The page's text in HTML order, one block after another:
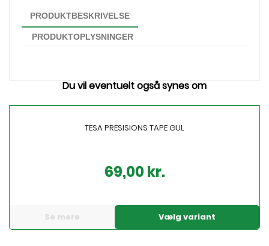
PRODUKTBESKRIVELSE
PRODUKTOPLYSNINGER
Du vil eventuelt også synes om
TESA PRESISIONS TAPE GUL
69,00 kr.
Se mere Vælg variant